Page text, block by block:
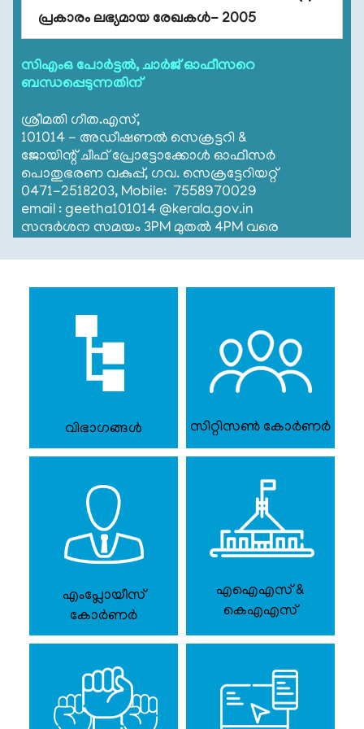
നിയമം
കേരള
ചരിത്രം
കെട്ടിടം
സംസ്ഥാന
ചിഹ്നത്തിന്റെ
ചരിത്രം
ടെലിഫോണ്‍
ഡയറക്ടറി
സിറ്റിസൺ
കോർണർ
ഉത്തരവുകള്‍
സര്‍ക്കാര്‍
സര്‍ക്കാര്‍
മുഖ്യമന്ത്രിക്കുള്ള
സന്ദര്‍ശക
സഹായ
കേന്ദ്രം
ഓണ്‍ലൈന്‍
ഗസ്റ്റ്
ഹൗസ്
റീഇമ്പേഴ്സ്മെന്റ് അപേക്ഷകൾ സമർപ്പിക്കുന്നത്
സംബന്ധിച്ച നിർദേശങ്ങൾ
View all
പ്രകാരം ലഭ്യമായ രേഖകൾ- 2005
സിഎംഒ പോർട്ടൽ, ചാർജ് ഓഫീസറെ
ബന്ധപ്പെടുന്നതിന്
ശ്രീമതി ഗീത.എസ്,
101014 - അഡീഷണൽ സെക്രട്ടറി &
ജോയിന്റ് ചീഫ് പ്രോട്ടോക്കോൾ ഓഫീസർ
പൊതുഭരണ വകുപ്പ്, ഗവ. സെക്രട്ടേറിയറ്റ്
0471-2518203, Mobile: 7558970029
email : geetha101014 @kerala.gov.in
സന്ദർശന സമയം 3PM മുതൽ 4PM വരെ
വിഭാഗങ്ങൾ സിറ്റിസൺ കോർണർ
എംപ്ലോയീസ്
കോർണർ
എഐഎസ് &
കെഎഎസ്